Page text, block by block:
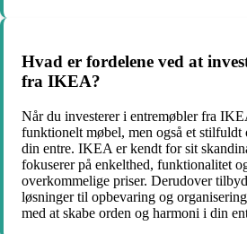
Hvad er fordelene ved at
fra IKEA?
Når du investerer i entremøbler fra
funktionelt møbel, men også et stilfuldt
din entre. IKEA er kendt for sit
fokuserer på enkelthed, funktionalitet
overkommelige priser. Derudover
løsninger til opbevaring og
med at skabe orden og harmoni i din